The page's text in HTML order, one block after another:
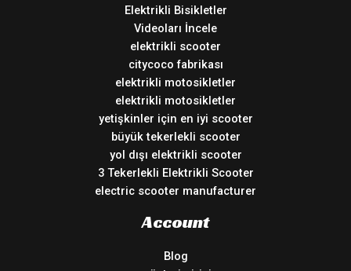
Elektrikli Bisikletler
Videoları İncele
elektrikli scooter
citycoco fabrikası
elektrikli motosikletler
elektrikli motosikletler
yetişkinler için en iyi scooter
büyük tekerlekli scooter
yol dışı elektrikli scooter
3 Tekerlekli Elektrikli Scooter
electric scooter manufacturer
Account
Blog